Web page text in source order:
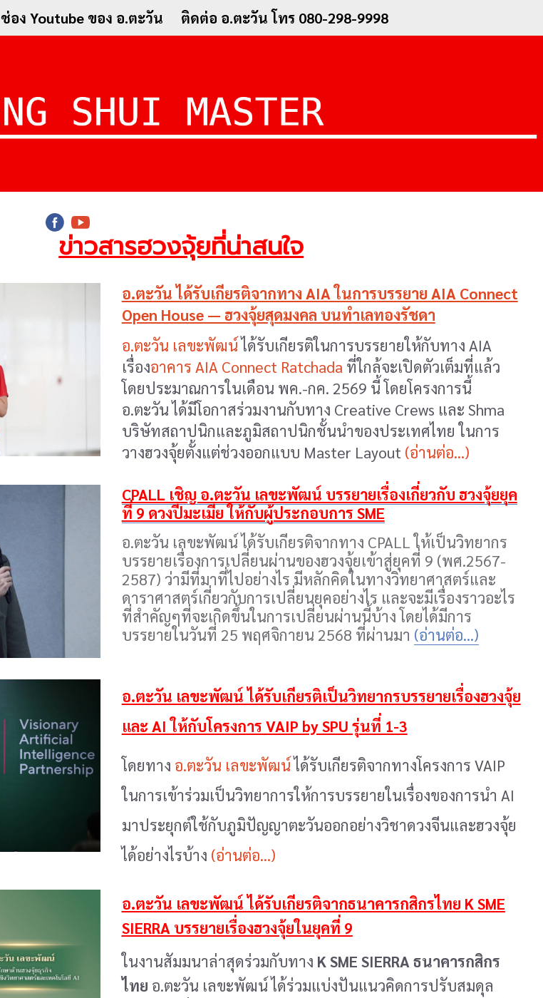
ช่อง Youtube ของ อ.ตะวัน ติดต่อ อ.ตะวัน โทร 080-298-9998
ข่าวสารฮวงจุ้ยที่น่าสนใจ
อ.ตะวัน ได้รับเกียรติจากทาง AIA ในการบรรยาย AIA Connect
Open House — ฮวงจุ้ยสุดมงคล บนทำเลทองรัชดา
อ.ตะวัน เลขะพัฒน์ได้รับเกียรติในการบรรยายให้กับทาง AIA
เรื่องอาคาร AIA Connect Ratchada ที่ใกล้จะเปิดตัวเต็มที่แล้ว
โดยประมาณการในเดือน พค.-กค. 2569 นี้ โดยโครงการนี้
อ.ตะวัน ได้มีโอกาสร่วมงานกับทาง Creative Crews และ Shma
บริษัทสถาปนิกและภูมิสถาปนิกชั้นนำของประเทศไทย ในการ
วางฮวงจุ้ยตั้งแต่ช่วงออกแบบ Master Layout (อ่านต่อ...)
CPALL เชิญ อ.ตะวัน เลขะพัฒน์ บรรยายเรื่องเกี่ยวกับ ฮวงจุ้ยยุค
ที่ 9 ดวงปีมะเมีย ให้กับผู้ประกอบการ SME
อ.ตะวัน เลขะพัฒน์ ได้รับเกียรติจากทาง CPALL ให้เป็นวิทยากร
บรรยายเรื่องการเปลี่ยนผ่านของฮวงจุ้ยเข้าสู่ยุคที่ 9 (พศ.2567-
2587) ว่ามีที่มาที่ไปอย่างไร มีหลักคิดในทางวิทยาศาสตร์และ
ดาราศาสตร์เกี่ยวกับการเปลี่ยนยุคอย่างไร และจะมีเรื่องราวอะไร
ที่สำคัญๆที่จะเกิดขึ้นในการเปลี่ยนผ่านนี้บ้าง โดยได้มีการ
บรรยายในวันที่ 25 พฤศจิกายน 2568 ที่ผ่านมา (อ่านต่อ...)
อ.ตะวัน เลขะพัฒน์ ได้รับเกียรติเป็นวิทยากรบรรยายเรื่องฮวงจุ้ย
และ AI ให้กับโครงการ VAIP by SPU รุ่นที่ 1-3
โดยทาง อ.ตะวัน เลขะพัฒน์ได้รับเกียรติจากทางโครงการ VAIP
ในการเข้าร่วมเป็นวิทยาการให้การบรรยายในเรื่องของการนำ AI
มาประยุกต์ใช้กับภูมิปัญญาตะวันออกอย่างวิชาดวงจีนและฮวงจุ้ย
ได้อย่างไรบ้าง (อ่านต่อ...)
อ.ตะวัน เลขะพัฒน์ ได้รับเกียรติจากธนาคารกสิกรไทย K SME
SIERRA บรรยายเรื่องฮวงจุ้ยในยุคที่ 9
ในงานสัมมนาล่าสุดร่วมกับทาง K SME SIERRA ธนาคารกสิกร
ไทย อ.ตะวัน เลขะพัฒน์ ได้ร่วมแบ่งปันแนวคิดการปรับสมดุล